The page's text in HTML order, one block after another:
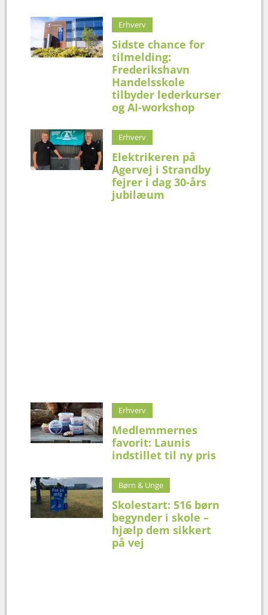
Erhverv
Sidste chance for
tilmelding:
Frederikshavn
Handelsskole
tilbyder lederkurser
og AI-workshop
Erhverv
Elektrikeren på
Agervej i Strandby
fejrer i dag 30-års
jubilæum
Erhverv
Medlemmernes
favorit: Launis
indstillet til ny pris
Børn & Unge
Skolestart: 516 børn
begynder i skole –
hjælp dem sikkert
på vej